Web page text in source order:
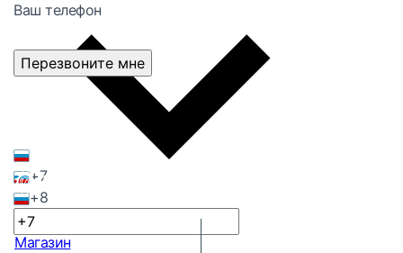
Ваш телефон
+7
+8
Перезвоните мне
Магазин